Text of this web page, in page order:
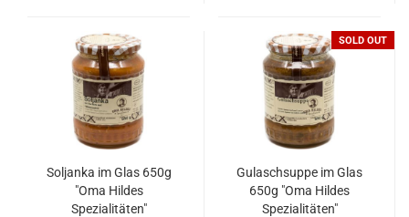
Soljanka im Glas 650g
"Oma Hildes
Spezialitäten"
SOLD OUT
Gulaschsuppe im Glas
650g "Oma Hildes
Spezialitäten"